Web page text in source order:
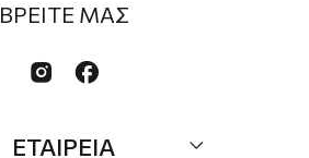
ΒΡΕΙΤΕ ΜΑΣ
 
ΕΤΑΙΡΕΙΑ